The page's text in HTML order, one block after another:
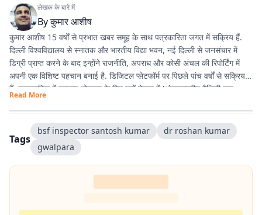
लेखक के बारे में
Byकुमार आशीष
कुमार आशीष 15 वर्षों से प्रभात खबर समूह के साथ पत्रकारिता जगत में सक्रिय हैं.
दिल्ली विश्वविद्यालय से स्नातक और भारतीय विद्या भवन, नई दिल्ली से जनसंचार में
डिग्री प्राप्त करने के बाद इन्होंने राजनीति, अपराध और कोसी अंचल की रिपोर्टिंग में
अपनी एक विशिष्ट पहचान बनाई है. डिजिटल प्लेटफॉर्म पर पिछले पांच वर्षों से सक्रिय
हैं. पत्रकारिता में उत्कृष्ट योगदान के लिए इन्हें नेपाल में 'अंतरराष्ट्रीय मैथिली युवा
पत्रकारिता सम्मान' से नवाजा जा चुका है.
Read More
Tags
bsf inspector santosh kumar
dr roshan kumar
gwalpara